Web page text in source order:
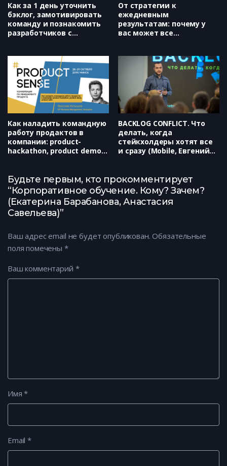
Как за 1 день уточнить
бэклог, замотивировать
команду и познакомить
разработчиков с
От стратегии к
ежедневным
результатам: почему у
вас может все
Бояркина)
Как наладить командную
работу продактов в
компании: product-
hackathon, product demo,
BACKLOG CONFLICT. Что
делать, когда
стейкхолдеры хотят все
и сразу (Mobile, Евгений
Будьте первым, кто прокомментирует
“Корпоративное обучение. Кому? Зачем?
(Екатерина Барабанова, Анастасия
Савельева)”
Ваш адрес email не будет опубликован. Обязательные
поля помечены *
Ваш комментарий *
Имя*
Email*